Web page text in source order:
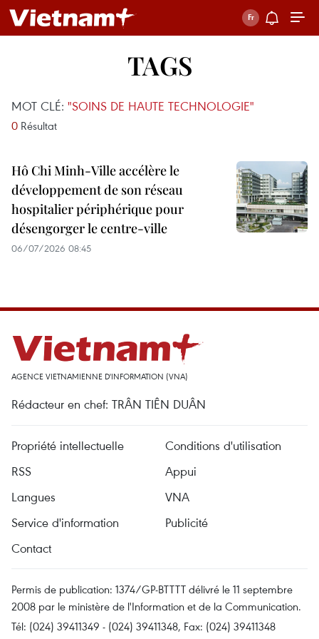
TAGS
MOT CLÉ: "SOINS DE HAUTE TECHNOLOGIE"
0 Résultat
Hô Chi Minh-Ville accélère le
développement de son réseau
hospitalier périphérique pour
désengorger le centre-ville
06/07/2026 08:45
AGENCE VIETNAMIENNE D'INFORMATION (VNA)
Rédacteur en chef: TRÂN TIÊN DUÂN
Propriété intellectuelle
Conditions d'utilisation
RSS
Appui
Langues
VNA
Service d'information
Publicité
Contact
Permis de publication: 1374/GP-BTTTT délivré le 11 septembre
2008 par le ministère de l'Information et de la Communication.
Tél: (024) 39411349 - (024) 39411348, Fax: (024) 39411348